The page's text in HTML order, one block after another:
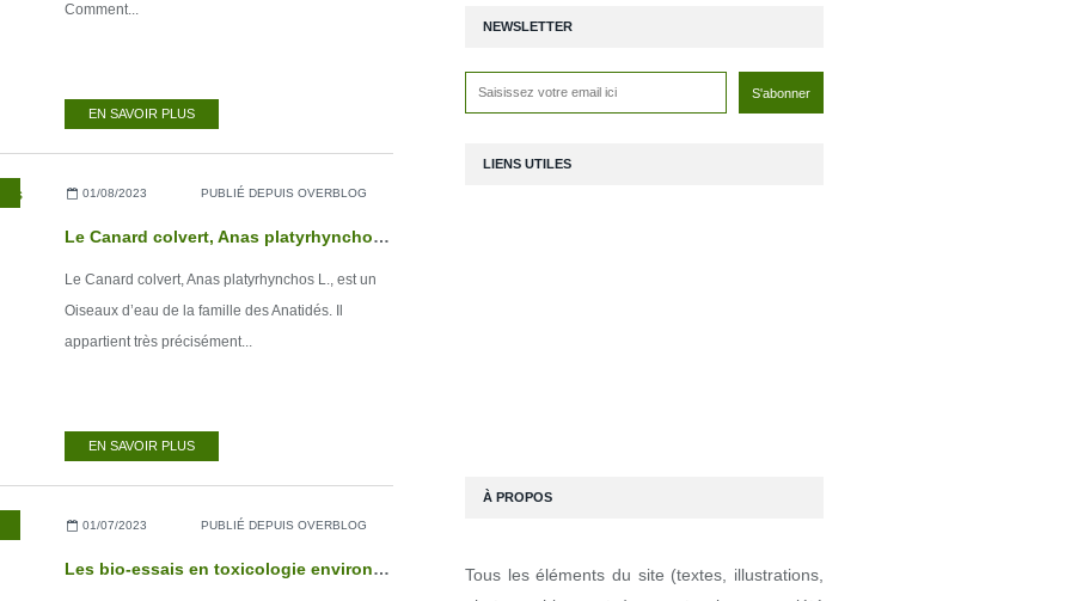
Comment...
EN SAVOIR PLUS
01/08/2023 PUBLIÉ DEPUIS OVERBLOG
Le Canard colvert, Anas platyrhynchos L.
Le Canard colvert, Anas platyrhynchos L., est un
Oiseaux d’eau de la famille des Anatidés. Il
appartient très précisément...
EN SAVOIR PLUS
01/07/2023 PUBLIÉ DEPUIS OVERBLOG
Les bio-essais en toxicologie environnementale
NEWSLETTER
LIENS UTILES
À PROPOS
Tous les éléments du site (textes, illustrations,